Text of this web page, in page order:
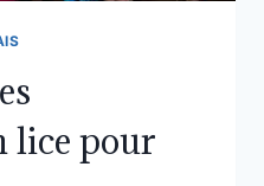
lice pour